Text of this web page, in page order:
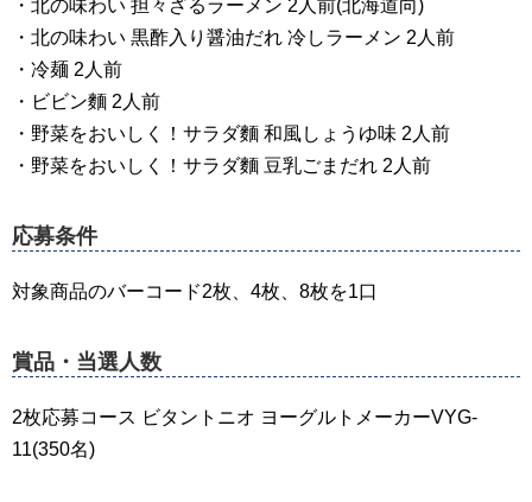
・北の味わい 担々ざるラーメン 2人前(北海道向)
・北の味わい 黒酢入り醤油だれ 冷しラーメン 2人前
・冷麺 2人前
・ビビン麵 2人前
・野菜をおいしく！サラダ麵 和風しょうゆ味 2人前
・野菜をおいしく！サラダ麵 豆乳ごまだれ 2人前
応募条件
対象商品のバーコード2枚、4枚、8枚を1口
賞品・当選人数
2枚応募コース ビタントニオ ヨーグルトメーカーVYG-
11(350名)